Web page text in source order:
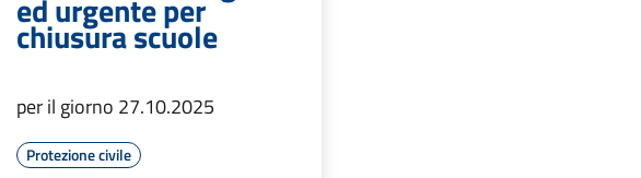
ed urgente per
chiusura scuole
per il giorno 27.10.2025
Protezione civile